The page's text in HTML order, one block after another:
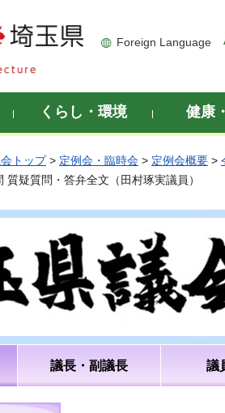
Foreign Language
くらし・環境 健康
トップ> 定例会・臨時会 > 定例会概要 >
疑質問・答弁全文（田村琢実議員）
議長・副議長 議